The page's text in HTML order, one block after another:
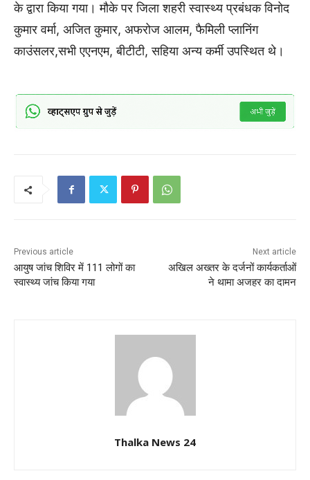
के द्वारा किया गया। मौके पर जिला शहरी स्वास्थ्य प्रबंधक विनोद
कुमार वर्मा, अजित कुमार, अफरोज आलम, फैमिली प्लानिंग
काउंसलर,सभी एएनएम, बीटीटी, सहिया अन्य कर्मी उपस्थित थे।
Previous article
आयुष जांच शिविर में 111 लोगों का
स्वास्थ्य जांच किया गया
Next article
अखिल अख्तर के दर्जनों कार्यकर्ताओं
ने थामा अजहर का दामन
Thalka News 24